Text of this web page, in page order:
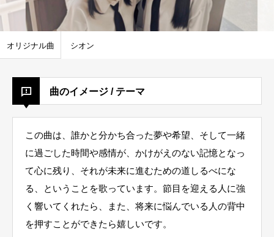
オリジナル曲 シオン
曲のイメージ / テーマ
この曲は、誰かと分かち合った夢や希望、そして一緒
に過ごした時間や感情が、かけがえのない記憶となっ
て心に残り、それが未来に進むための道しるべにな
る、ということを歌っています。節目を迎える人に強
く響いてくれたら、また、将来に悩んでいる人の背中
を押すことができたら嬉しいです。